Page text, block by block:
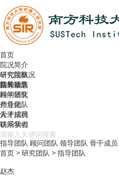
首页
院况简介
研究院概况
院长致辞
研究团队
指导团队
顾问团队
领导团队
骨干成员
访问学者
新闻动态
科学研究
产业化
人才招聘
联系我们
指导团队 顾问团队 领导团队 骨干成员
首页 > 研究团队 > 指导团队
赵杰